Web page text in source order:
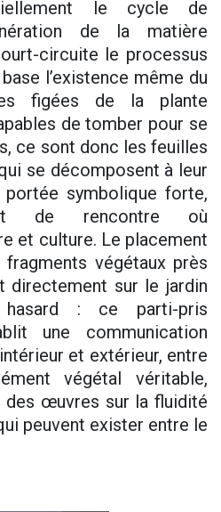
le cycle de
de la matière
circuite le processus
l’existence même du
figées de la plante
de tomber pour se
ce sont donc les feuilles
se décomposent à leur
symbolique forte,
de rencontre où
et culture. Le placement
végétaux près
directement sur le jardin
: ce parti-pris
une communication
et extérieur, entre
végétal véritable,
des œuvres sur la fluidité
peuvent exister entre le